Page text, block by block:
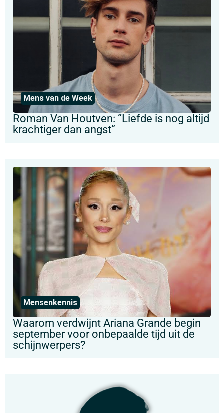
Mens van de Week
Roman Van Houtven: “Liefde is nog altijd
krachtiger dan angst”
Mensenkennis
Waarom verdwijnt Ariana Grande begin
september voor onbepaalde tijd uit de
schijnwerpers?